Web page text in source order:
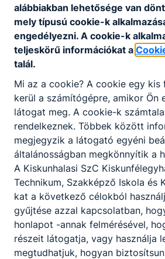
alábbiakban lehetősége van
mely típusú cookie-k
engedélyezni. A cookie-k
teljeskörű információkat a
talál.
Mi az a cookie? A cookie egy kis
kerül a számítógépre, amikor Ön
látogat meg. A cookie-k
rendelkeznek. Többek között
megjegyzik a látogató egyéni
általánosságban megkönnyítik a
A Kiskunhalasi SzC
Technikum, Szakképző Iskola és
kat a következő célokból
gyűjtése azzal kapcsolatban,
honlapot -annak felmérésével,
részeit látogatja, vagy használja
megtudhatjuk, hogyan